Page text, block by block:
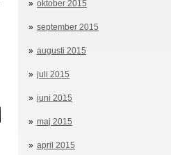
oktober 2015
september 2015
augusti 2015
juli 2015
juni 2015
maj 2015
april 2015